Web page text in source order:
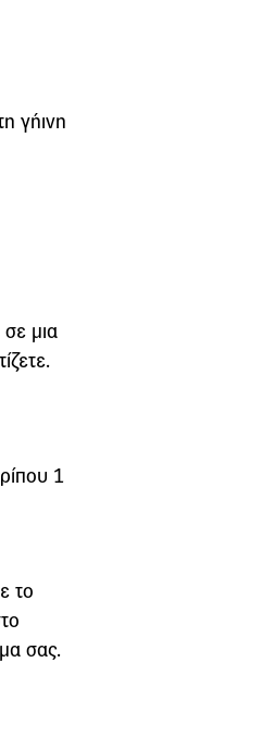
γήινη
σε μια
1
το
σας.